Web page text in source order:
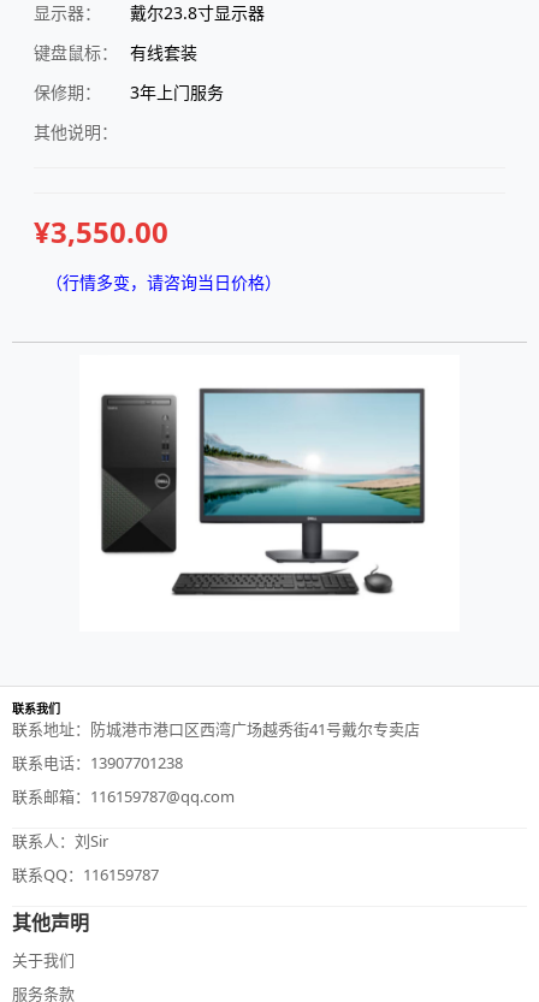
显示器：
戴尔23.8寸显示器
键盘鼠标：
有线套装
保修期：
3年上门服务
其他说明：
¥3,550.00
（行情多变，请咨询当日价格）
联系我们
联系地址：防城港市港口区西湾广场越秀街41号戴尔专卖店
联系电话：13907701238
联系邮箱：116159787@qq.com
联系人：刘Sir
联系QQ：116159787
其他声明
关于我们
服务条款